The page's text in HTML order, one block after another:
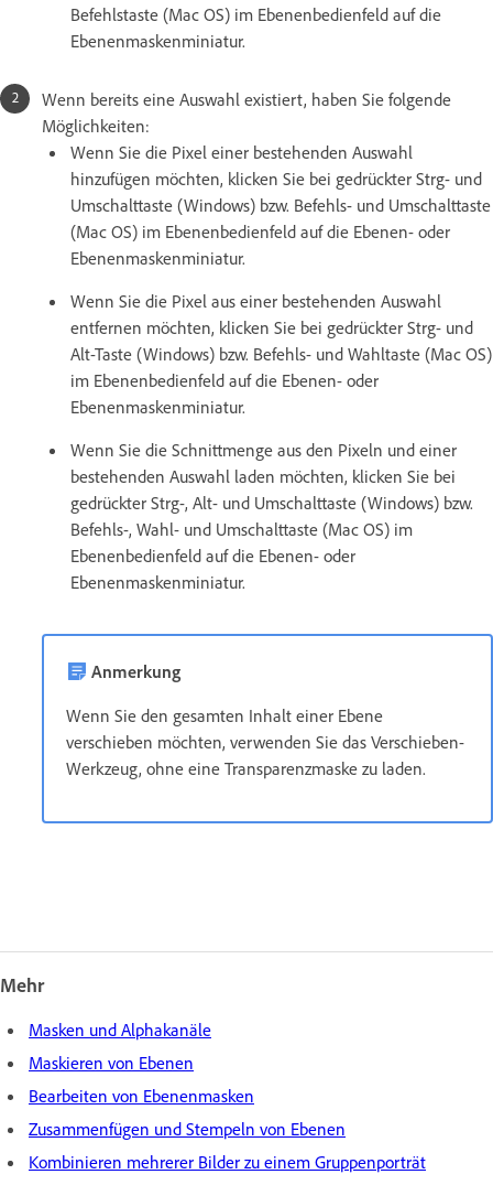
Befehlstaste (Mac OS) im Ebenenbedienfeld auf die
Ebenenmaskenminiatur.
Wenn bereits eine Auswahl existiert, haben Sie folgende
Möglichkeiten:
Wenn Sie die Pixel einer bestehenden Auswahl
hinzufügen möchten, klicken Sie bei gedrückter Strg- und
Umschalttaste (Windows) bzw. Befehls- und Umschalttaste
(Mac OS) im Ebenenbedienfeld auf die Ebenen- oder
Ebenenmaskenminiatur.
Wenn Sie die Pixel aus einer bestehenden Auswahl
entfernen möchten, klicken Sie bei gedrückter Strg- und
Alt-Taste (Windows) bzw. Befehls- und Wahltaste (Mac OS)
im Ebenenbedienfeld auf die Ebenen- oder
Ebenenmaskenminiatur.
Wenn Sie die Schnittmenge aus den Pixeln und einer
bestehenden Auswahl laden möchten, klicken Sie bei
gedrückter Strg-, Alt- und Umschalttaste (Windows) bzw.
Befehls-, Wahl- und Umschalttaste (Mac OS) im
Ebenenbedienfeld auf die Ebenen- oder
Ebenenmaskenminiatur.
Anmerkung
Wenn Sie den gesamten Inhalt einer Ebene
verschieben möchten, verwenden Sie das Verschieben-
Werkzeug, ohne eine Transparenzmaske zu laden.
Mehr
Masken und Alphakanäle
Maskieren von Ebenen
Bearbeiten von Ebenenmasken
Zusammenfügen und Stempeln von Ebenen
Kombinieren mehrerer Bilder zu einem Gruppenporträt